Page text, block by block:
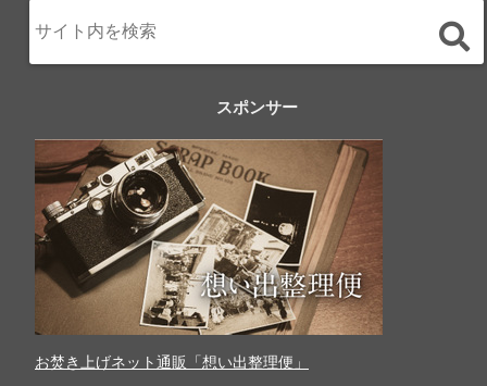
スポンサー
お焚き上げネット通販「想い出整理便」